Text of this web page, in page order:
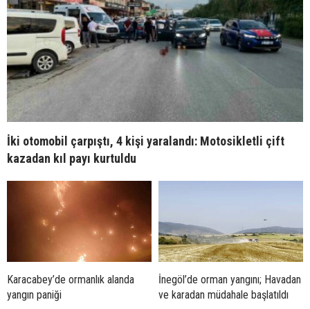
İki otomobil çarpıştı, 4 kişi yaralandı: Motosikletli çift
kazadan kıl payı kurtuldu
Karacabey’de ormanlık alanda
yangın paniği
İnegöl’de orman yangını; Havadan
ve karadan müdahale başlatıldı